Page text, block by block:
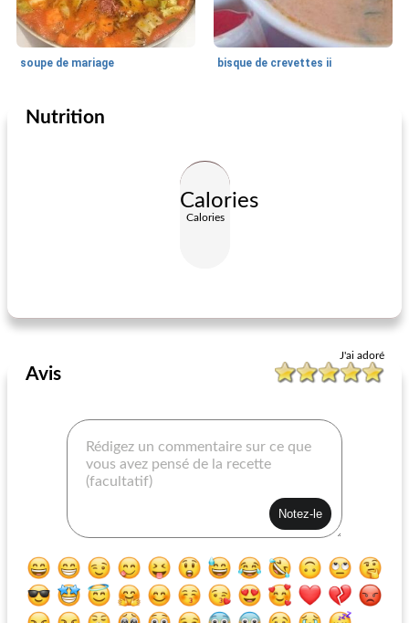
soupe de mariage bisque de crevettes ii
Soupes, ragoûts et chili
Nutrition
Calories
Calories
J'ai adoré
Avis